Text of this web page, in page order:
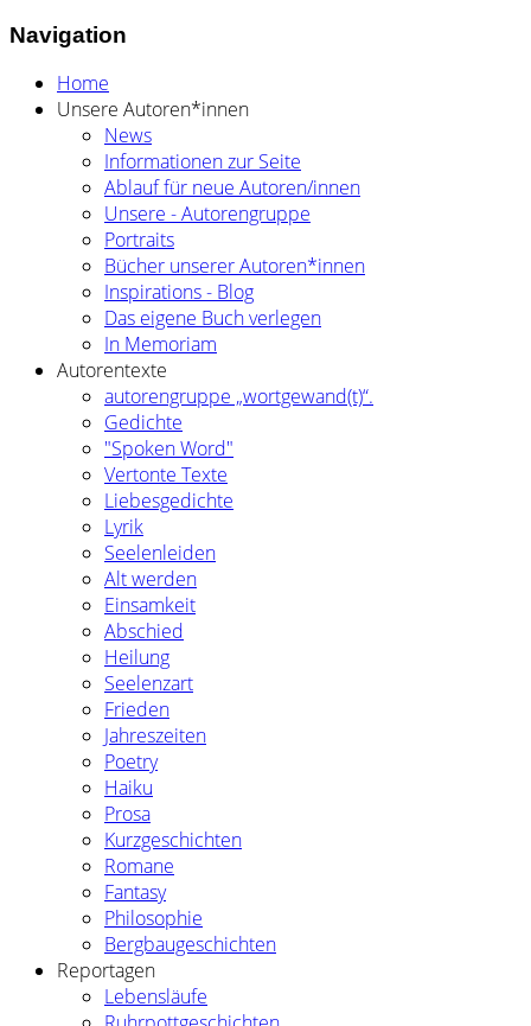
Navigation
Home
Unsere Autoren*innen
News
Informationen zur Seite
Ablauf für neue Autoren/innen
Unsere - Autorengruppe
Portraits
Bücher unserer Autoren*innen
Inspirations - Blog
Das eigene Buch verlegen
In Memoriam
Autorentexte
autorengruppe „wortgewand(t)“.
Gedichte
"Spoken Word"
Vertonte Texte
Liebesgedichte
Lyrik
Seelenleiden
Alt werden
Einsamkeit
Abschied
Heilung
Seelenzart
Frieden
Jahreszeiten
Poetry
Haiku
Prosa
Kurzgeschichten
Romane
Fantasy
Philosophie
Bergbaugeschichten
Reportagen
Lebensläufe